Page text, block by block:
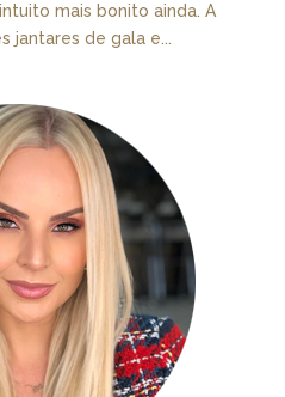
mais bonito ainda. A
jantares de gala e...